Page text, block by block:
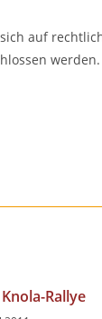
auf
Rallye